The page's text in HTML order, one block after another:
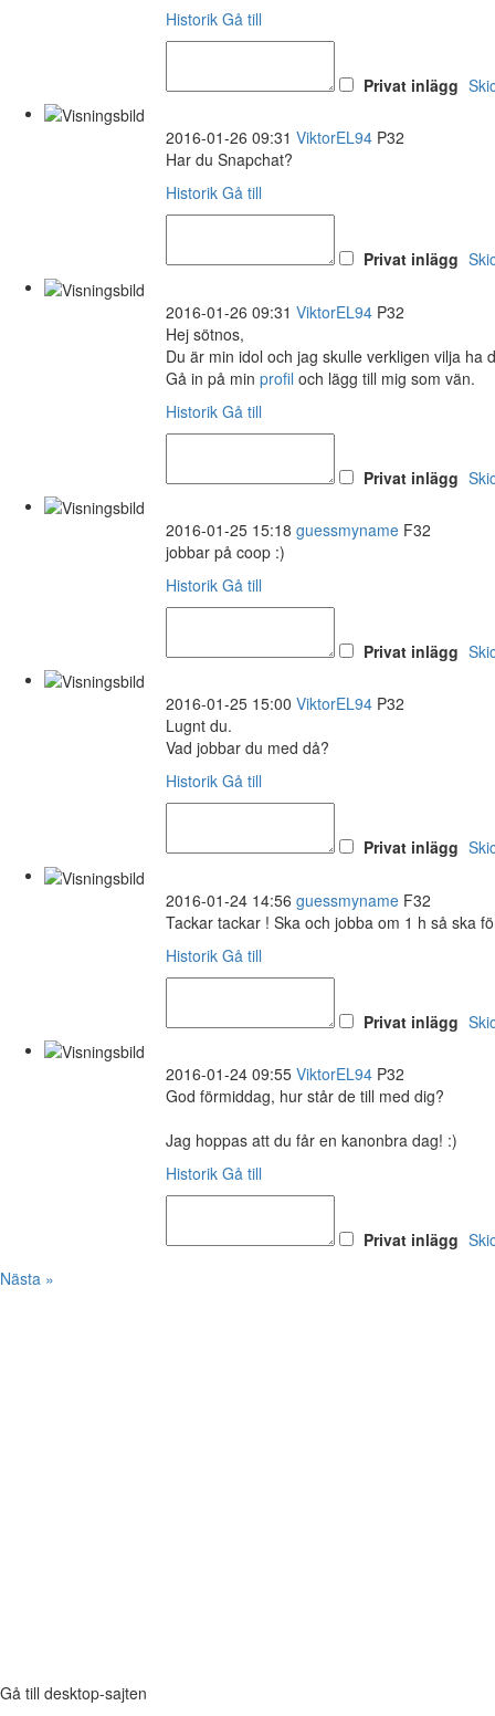
Historik Gå till
Privat inlägg
2016-01-26 09:31 ViktorEL94 P32
Har du Snapchat?
Historik Gå till
Privat inlägg
2016-01-26 09:31 ViktorEL94 P32
Hej sötnos,
Du är min idol och jag skulle verkligen vilja ha
Gå in på min profil och lägg till mig som vän.
Historik Gå till
Privat inlägg
2016-01-25 15:18 guessmyname F32
jobbar på coop :)
Historik Gå till
Privat inlägg
2016-01-25 15:00 ViktorEL94 P32
Lugnt du.
Vad jobbar du med då?
Historik Gå till
Privat inlägg
2016-01-24 14:56 guessmyname F32
Tackar tackar ! Ska och jobba om 1 h så ska
Historik Gå till
Privat inlägg
2016-01-24 09:55 ViktorEL94 P32
God förmiddag, hur står de till med dig?
Jag hoppas att du får en kanonbra dag! :)
Historik Gå till
Privat inlägg
Nästa »
Gå till desktop-sajten